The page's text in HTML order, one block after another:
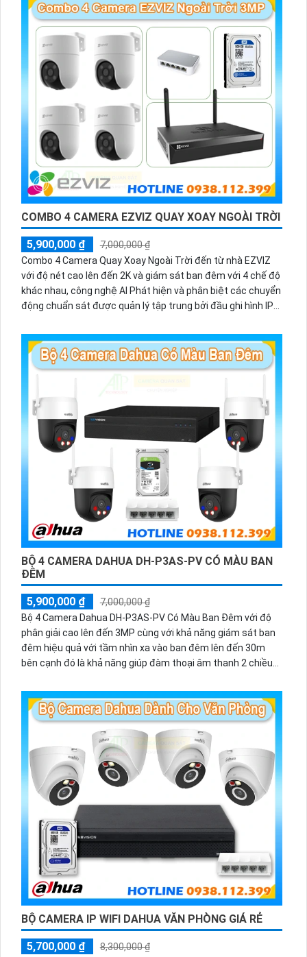
COMBO 4 CAMERA EZVIZ QUAY XOAY NGOÀI TRỜI
5,900,000 ₫
7,000,000 ₫
Combo 4 Camera Quay Xoay Ngoài Trời đến từ nhà EZVIZ
với độ nét cao lên đến 2K và giám sát ban đêm với 4 chế độ
khác nhau, công nghệ AI Phát hiện và phân biệt các chuyển
động chuẩn sát được quản lý tập trung bởi đầu ghi hình IP
BỘ 4 CAMERA DAHUA DH-P3AS-PV CÓ MÀU BAN
ĐÊM
5,900,000 ₫
7,000,000 ₫
Bộ 4 Camera Dahua DH-P3AS-PV Có Màu Ban Đêm với độ
phân giải cao lên đến 3MP cùng với khả năng giám sát ban
đêm hiệu quả với tầm nhìn xa vào ban đêm lên đến 30m
bên cạnh đó là khả năng giúp đàm thoại âm thanh 2 chiều
BỘ CAMERA IP WIFI DAHUA VĂN PHÒNG GIÁ RẺ
5,700,000 ₫
8,300,000 ₫